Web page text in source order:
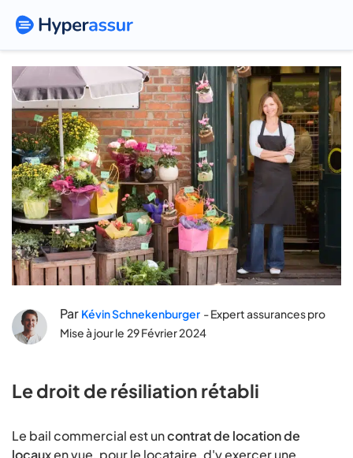
Les nouvelles modalités pour
résilier un bail commercial
Par Kévin Schnekenburger - Expert assurances pro
Mise à jour le 29 Février 2024
Le droit de résiliation rétabli
Le bail commercial est uncontrat de location de
locaux en vue, pour le locataire, d'y exercer une